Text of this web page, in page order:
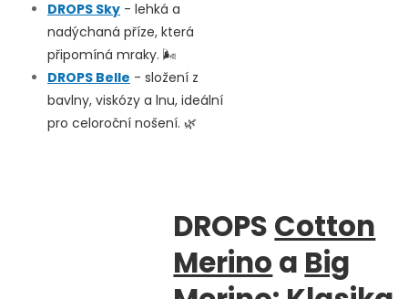
DROPS Sky - lehká a
nadýchaná příze, která
připomíná mraky. 🌬️
DROPS Belle - složení z
bavlny, viskózy a lnu, ideální
pro celoroční nošení. 🌿
DROPS Cotton
Merino a Big